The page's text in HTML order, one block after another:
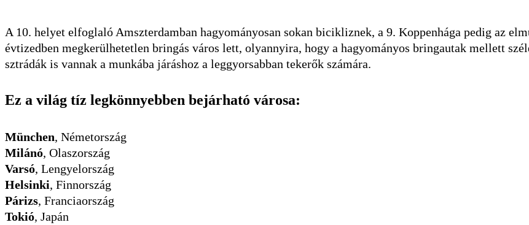
A 10. helyet elfoglaló Amszterdamban hagyományosan sokan bicikliznek, a 9. Koppenhága pedig az
évtizedben megkerülhetetlen bringás város lett, olyannyira, hogy a hagyományos bringautak mellett
sztrádák is vannak a munkába járáshoz a leggyorsabban tekerők számára.
Ez a világ tíz legkönnyebben bejárható városa:
München, Németország
Milánó, Olaszország
Varsó, Lengyelország
Helsinki, Finnország
Párizs, Franciaország
Tokió, Japán